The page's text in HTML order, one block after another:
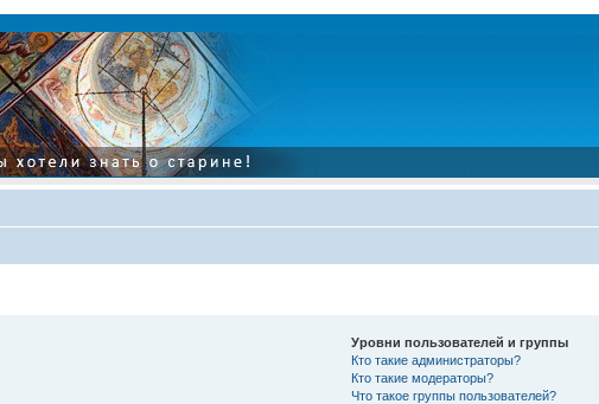
Уровни пользователей и группы
Кто такие администраторы?
Кто такие модераторы?
Что такое группы пользователей?